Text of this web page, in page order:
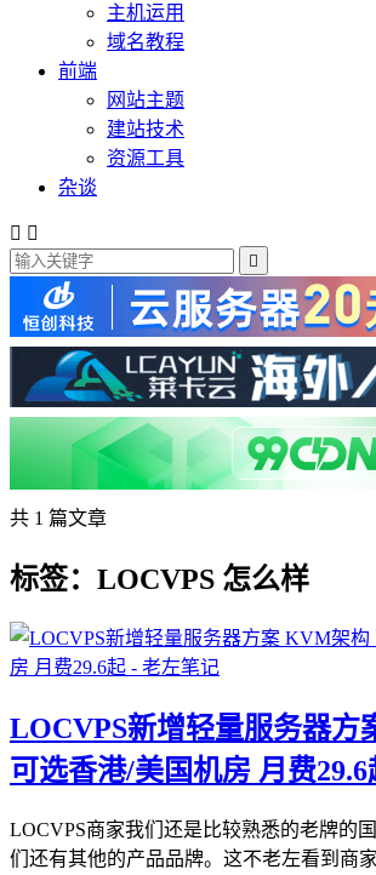
主机运用
域名教程
前端
网站主题
建站技术
资源工具
杂谈
 

共 1 篇文章
标签：LOCVPS 怎么样
LOCVPS新增轻量服务器方
可选香港/美国机房 月费29.6
LOCVPS商家我们还是比较熟悉的老牌的
们还有其他的产品品牌。这不老左看到商